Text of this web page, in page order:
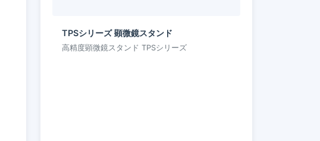
TPSシリーズ 顕微鏡スタンド
高精度顕微鏡スタンド TPSシリーズ